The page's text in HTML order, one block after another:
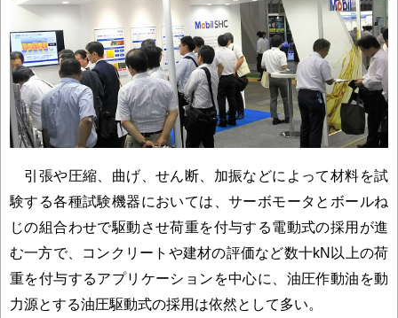
引張や圧縮、曲げ、せん断、加振などによって材料を試
験する各種試験機器においては、サーボモータとボールね
じの組合わせで駆動させ荷重を付与する電動式の採用が進
む一方で、コンクリートや建材の評価など数十kN以上の荷
重を付与するアプリケーションを中心に、油圧作動油を動
力源とする油圧駆動式の採用は依然として多い。